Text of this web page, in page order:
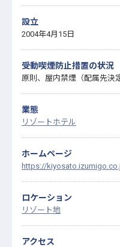
設立
2004年4月15日
受動喫煙防止措置の状況
原則、屋内禁煙（配属先決
業態
リゾートホテル
ホームページ
https://
ロケーション
リゾート地
アクセス